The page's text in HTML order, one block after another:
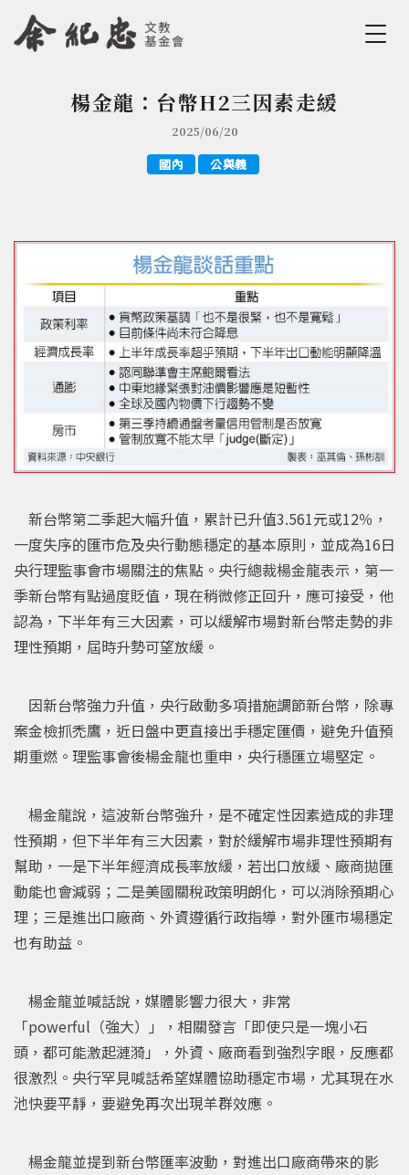
Jump to Navigation
Jump to Main content
您在這裡楊金龍：台幣H2三因素走緩
2025/06/20
國內 公與義
新台幣第二季起大幅升值，累計已升值3.561元或12％，
一度失序的匯市危及央行動態穩定的基本原則，並成為16日
央行理監事會市場關注的焦點。央行總裁楊金龍表示，第一
季新台幣有點過度貶值，現在稍微修正回升，應可接受，他
認為，下半年有三大因素，可以緩解市場對新台幣走勢的非
理性預期，屆時升勢可望放緩。
因新台幣強力升值，央行啟動多項措施調節新台幣，除專
案金檢抓禿鷹，近日盤中更直接出手穩定匯價，避免升值預
期重燃。理監事會後楊金龍也重申，央行穩匯立場堅定。
楊金龍說，這波新台幣強升，是不確定性因素造成的非理
性預期，但下半年有三大因素，對於緩解市場非理性預期有
幫助，一是下半年經濟成長率放緩，若出口放緩、廠商拋匯
動能也會減弱；二是美國關稅政策明朗化，可以消除預期心
理；三是進出口廠商、外資遵循行政指導，對外匯市場穩定
也有助益。
楊金龍並喊話說，媒體影響力很大，非常
「powerful（強大）」，相關發言「即使只是一塊小石
頭，都可能激起漣漪」，外資、廠商看到強烈字眼，反應都
很激烈。央行罕見喊話希望媒體協助穩定市場，尤其現在水
池快要平靜，要避免再次出現羊群效應。
楊金龍並提到新台幣匯率波動，對進出口廠商帶來的影